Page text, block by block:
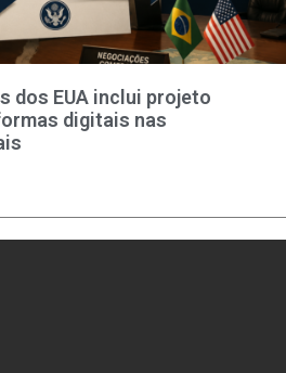
dos EUA inclui projeto
digitais nas